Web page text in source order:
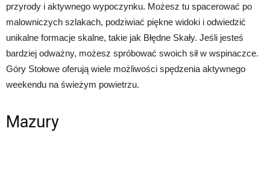
przyrody i aktywnego wypoczynku. Możesz tu spacerować po
malowniczych szlakach, podziwiać piękne widoki i odwiedzić
unikalne formacje skalne, takie jak Błędne Skały. Jeśli jesteś
bardziej odważny, możesz spróbować swoich sił w wspinaczce.
Góry Stołowe oferują wiele możliwości spędzenia aktywnego
weekendu na świeżym powietrzu.
Mazury